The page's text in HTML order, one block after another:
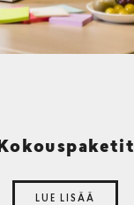
Kokouspaketit
LUE LISÄÄ